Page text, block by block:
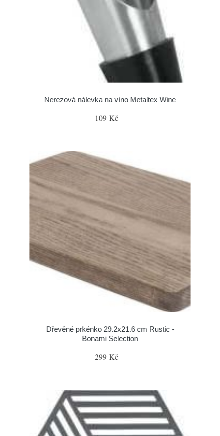
Nerezová nálevka na víno Metaltex Wine
109 Kč
Dřevěné prkénko 29.2x21.6 cm Rustic -
Bonami Selection
299 Kč